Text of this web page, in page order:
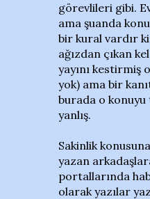
görevlileri gibi.
ama şuanda
bir kural vardır
ağızdan çıkan
yayını
yok) ama bir
burada o
yanlış.
Sakinlik
yazan
portallarında
olarak yazılar